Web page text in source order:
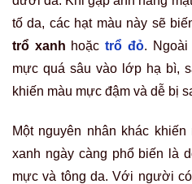
tố da, các hạt màu này sẽ
trổ xanh hoặctrổ đỏ. Ngoài
mực quá sâu vào lớp hạ bì,
khiến màu mực đậm và dễ bị
Một nguyên nhân khác
xanh ngày càng phổ biến là
mực và tông da. Với người